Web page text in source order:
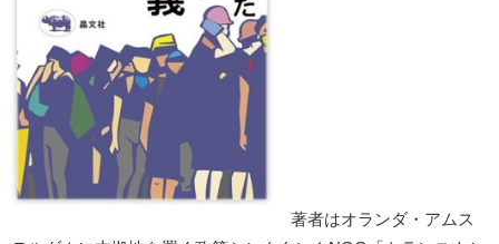
著者はオランダ・アムス